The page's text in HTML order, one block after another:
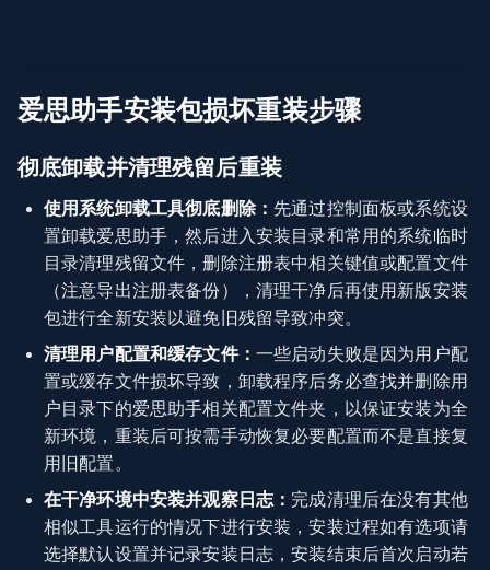
爱思助手安装包损坏重装步骤
彻底卸载并清理残留后重装
使用系统卸载工具彻底删除： 先通过控制面板或系统设
置卸载爱思助手，然后进入安装目录和常用的系统临时
目录清理残留文件，删除注册表中相关键值或配置文件
（注意导出注册表备份），清理干净后再使用新版安装
包进行全新安装以避免旧残留导致冲突。
清理用户配置和缓存文件： 一些启动失败是因为用户配
置或缓存文件损坏导致，卸载程序后务必查找并删除用
户目录下的爱思助手相关配置文件夹，以保证安装为全
新环境，重装后可按需手动恢复必要配置而不是直接复
用旧配置。
在干净环境中安装并观察日志： 完成清理后在没有其他
相似工具运行的情况下进行安装，安装过程如有选项请
选择默认设置并记录安装日志，安装结束后首次启动若